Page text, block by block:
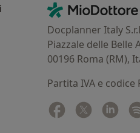
Contatti
MioDottore - Homepage
Docplanner Italy
Piazzale delle Belle
00196 Roma (RM),
Partita IVA e codice
Facebook
si apre in una
Twitter
si apre in
si